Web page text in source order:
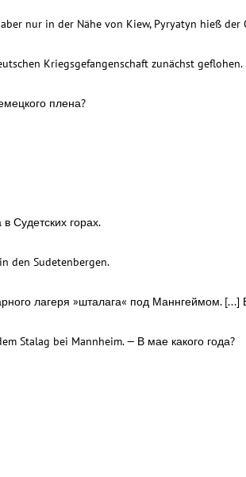
aber nur in der Nähe von Kiew, Pyryatyn hieß der
Kriegsgefangenschaft zunächst geflohen.
плена?
Судетских горах.
den Sudetenbergen.
лагеря »шталага« под Маннгеймом. [...]
Stalag bei Mannheim. — В мае какого года?